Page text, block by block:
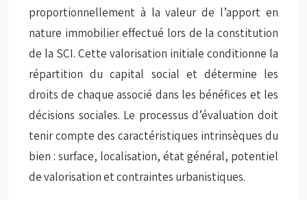
proportionnellement à la valeur de l’apport en
nature immobilier effectué lors de la constitution
de la SCI. Cette valorisation initiale conditionne la
répartition du capital social et détermine les
droits de chaque associé dans les bénéfices et les
décisions sociales. Le processus d’évaluation doit
tenir compte des caractéristiques intrinsèques du
bien : surface, localisation, état général, potentiel
de valorisation et contraintes urbanistiques.